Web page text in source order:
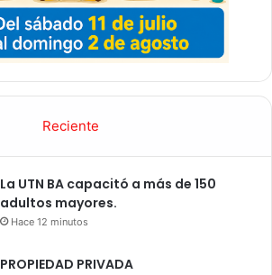
Reciente
La UTN BA capacitó a más de 150
adultos mayores.
Hace 12 minutos
PROPIEDAD PRIVADA